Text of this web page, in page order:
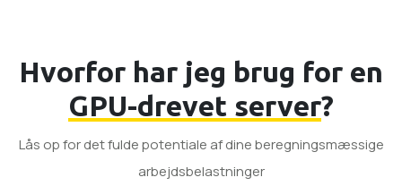
Hvorfor har jeg brug for en
GPU-drevet server?
Lås op for det fulde potentiale af dine beregningsmæssige
arbejdsbelastninger